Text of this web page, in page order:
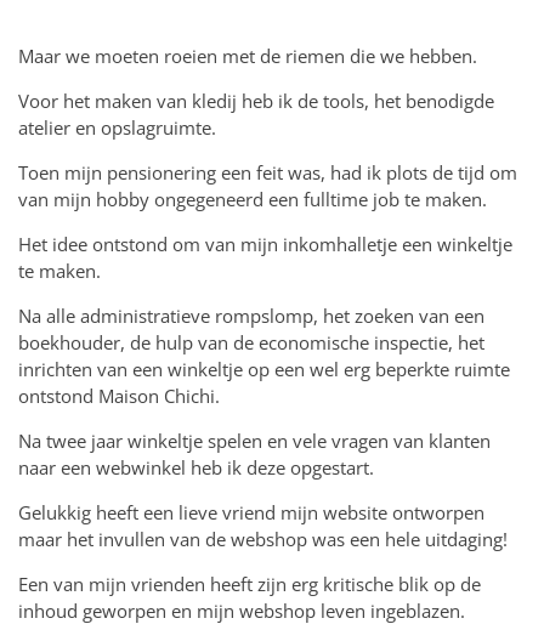
Maar we moeten roeien met de riemen die we hebben.
Voor het maken van kledij heb ik de tools, het benodigde
atelier en opslagruimte.
Toen mijn pensionering een feit was, had ik plots de tijd om
van mijn hobby ongegeneerd een fulltime job te maken.
Het idee ontstond om van mijn inkomhalletje een winkeltje
te maken.
Na alle administratieve rompslomp, het zoeken van een
boekhouder, de hulp van de economische inspectie, het
inrichten van een winkeltje op een wel erg beperkte ruimte
ontstond Maison Chichi.
Na twee jaar winkeltje spelen en vele vragen van klanten
naar een webwinkel heb ik deze opgestart.
Gelukkig heeft een lieve vriend mijn website ontworpen
maar het invullen van de webshop was een hele uitdaging!
Een van mijn vrienden heeft zijn erg kritische blik op de
inhoud geworpen en mijn webshop leven ingeblazen.